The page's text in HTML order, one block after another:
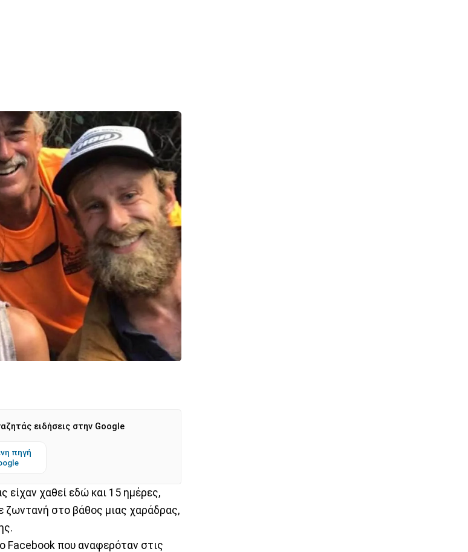
ειδήσεις στην Google
πηγή
είχαν χαθεί εδώ και 15 ημέρες,
ζωντανή στο βάθος μιας χαράδρας,
Facebook που αναφερόταν στις